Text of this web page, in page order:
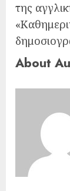
της
About